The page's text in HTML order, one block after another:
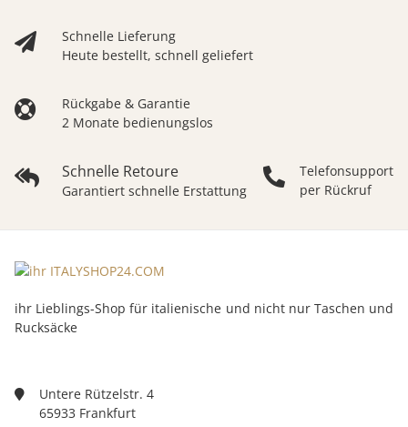
Schnelle Lieferung
Heute bestellt, schnell geliefert
Rückgabe & Garantie
2 Monate bedienungslos
Schnelle Retoure
Garantiert schnelle Erstattung
Telefonsupport
per Rückruf
ihr Lieblings-Shop für italienische und nicht nur Taschen und
Rucksäcke
Untere Rützelstr. 4
65933 Frankfurt